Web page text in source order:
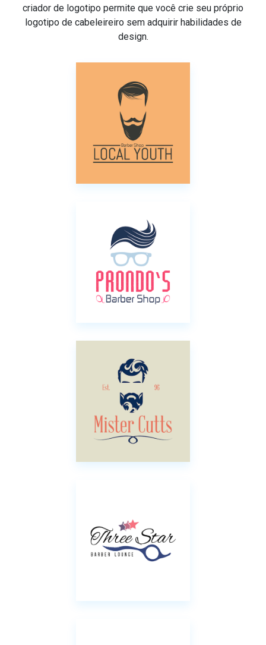
criador de logotipo permite que você crie seu próprio
logotipo de cabeleireiro sem adquirir habilidades de
design.